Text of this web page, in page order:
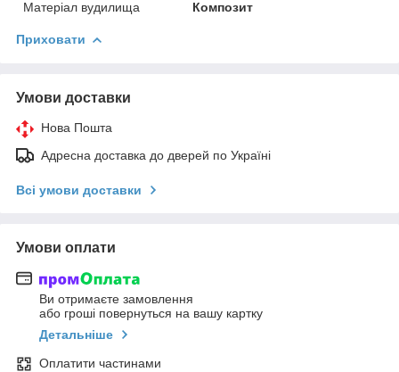
Матеріал вудилища Композит
Приховати
Умови доставки
Нова Пошта
Адресна доставка до дверей по Україні
Всі умови доставки
Умови оплати
Ви отримаєте замовлення
або гроші повернуться на вашу картку
Детальніше
Оплатити частинами